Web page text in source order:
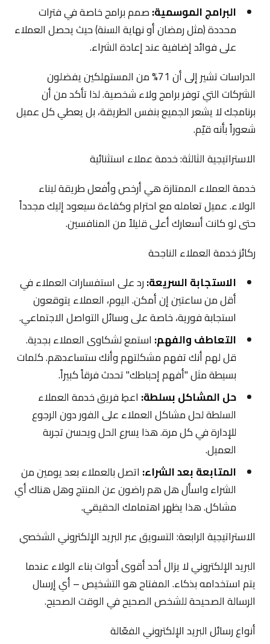
البرامج الموسمية:صمم برامج خاصة في فترات
محددة (مثل رمضان أو نهاية السنة) حيث يحصل العملاء
على فوائد إضافية عند إعادة الشراء.
الدراسات تشير إلى أن 71% من المستهلكين يفضلون
الشركات التي توفر برامج ولاء شخصية. لذا تأكد من أن
برنامجك لا يشعر الجميع بنفس الطريقة، بل يعطي كل عميل
شعوراً بأنه قيّم.
الاستراتيجية الثالثة: خدمة عملاء استثنائية
خدمة العملاء الممتازة هي أرخص وأفعل طريقة لبناء
الولاء. عميل تعامله مع احترام وكفاءة سيعود إليك مجدداً
حتى لو كانت أسعارك أعلى قليلاً من المنافسين.
ركائز خدمة العملاء الناجحة
الاستجابة السريعة:رد على استفسارات العملاء في
أقل من ساعتين إن أمكن. اليوم، العملاء يتوقعون
استجابة فورية، خاصة على وسائل التواصل الاجتماعي.
التعاطف والفهم: استمع لشكاوى العملاء بجدية.
قل لهم أنك تفهم مشكلتهم وأنك ستساعدهم. كلمات
بسيطة مثل "أفهم إحباطك" تحدث فرقاً كبيراً.
حل المشاكل بسلطة: اعطِ فريق خدمة العملاء
السلطة لحل مشاكل العملاء على الفور دون الرجوع
للإدارة في كل مرة. هذا يسرع الحل ويحسن تجربة
العميل.
المتابعة بعد الشراء: اتصل بالعملاء بعد يومين من
الشراء واسأل هل هم راضون عن المنتج وهل هناك أي
مشاكل. هذا يظهر اهتمامك الحقيقي.
الاستراتيجية الرابعة: التسويق عبر البريد الإلكتروني الشخصي
البريد الإلكتروني لا يزال أحد أقوى أدوات بناء الولاء عندما
يتم استخدامه بذكاء. المفتاح هو التشخيص – أي إرسال
الرسالة الصحيحة للشخص الصحيح في الوقت الصحيح.
أنواع رسائل البريد الإلكتروني الفعّالة